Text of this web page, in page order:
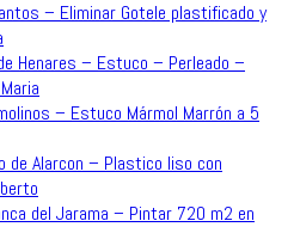
– Eliminar Gotele plastificado y
Henares – Estuco – Perleado –
– Estuco Mármol Marrón a 5
de Alarcon – Plastico liso con
del Jarama – Pintar 720 m2 en